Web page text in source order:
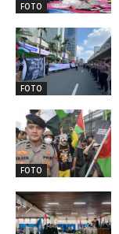
FOTO
FOTO
FOTO